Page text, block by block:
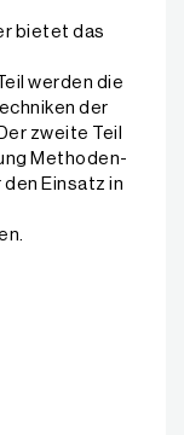
bietet das
werden die
der
zweite Teil
Methoden-
Einsatz in